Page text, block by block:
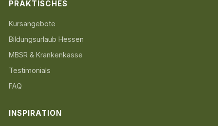
PRAKTISCHES
Kursangebote
Bildungsurlaub Hessen
MBSR & Krankenkasse
Testimonials
FAQ
INSPIRATION